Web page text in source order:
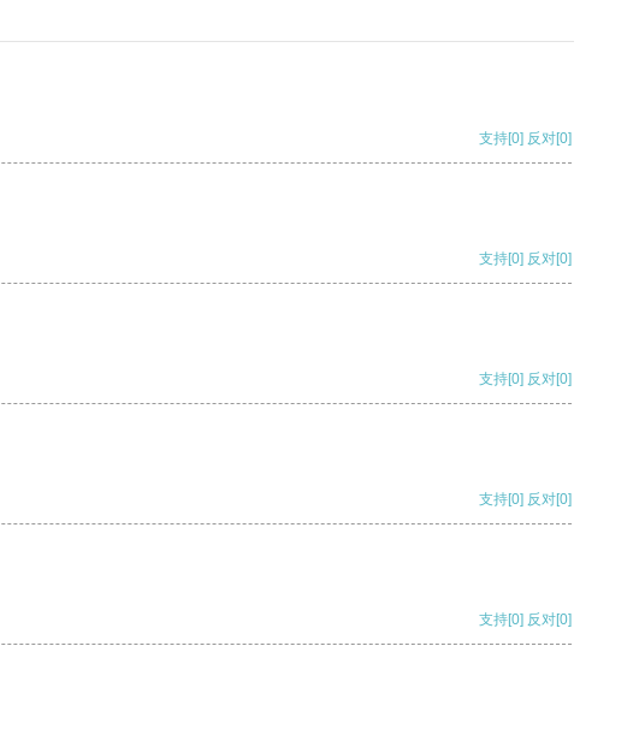
支持[0] 反对[0]
支持[0] 反对[0]
支持[0] 反对[0]
支持[0] 反对[0]
支持[0] 反对[0]